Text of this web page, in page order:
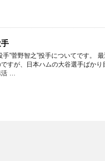
”菅野智之”投手についてです。
すが、日本ハムの大谷選手ばかり
活 …